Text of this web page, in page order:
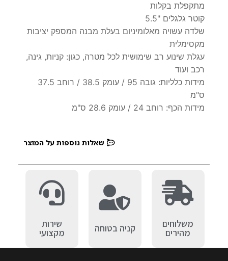
מתקפלת בקלות
קוטר גלגלים "5.5
שלדה עשויה מאלומיניום בעלת מבנה המספק יציבות
מקסימלית
עגלת שינוע רב שימושית לכל מטרה, כגון: קניות, גינה,
רכב ועוד
מידות כלליות: גובה 95 / עומק 38.5 / רוחב 37.5
ס"מ
מידות הכף: רוחב 24 / עומק 28.6 ס"מ
שאלות נוספות על המוצר
משלוחים
מהירים קניה בטוחה שירות
מקצועי